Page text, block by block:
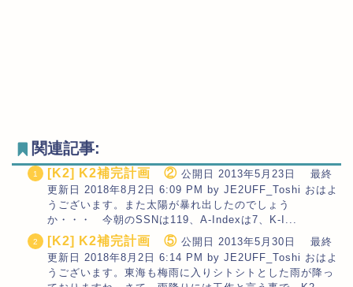
関連記事:
[K2] K2補完計画 ② 公開日 2013年5月23日 最終
更新日 2018年8月2日 6:09 PM by JE2UFF_Toshi おはよ
うございます。また太陽が暴れ出したのでしょう
か・・・ 今朝のSSNは119、A-Indexは7、K-I...
[K2] K2補完計画 ⑤ 公開日 2013年5月30日 最終
更新日 2018年8月2日 6:14 PM by JE2UFF_Toshi おはよ
うございます。東海も梅雨に入りシトシトとした雨が降っ